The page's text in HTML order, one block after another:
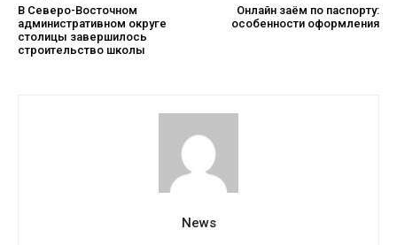
В Северо-Восточном
административном округе
столицы завершилось
строительство школы
Онлайн заём по паспорту:
особенности оформления
News